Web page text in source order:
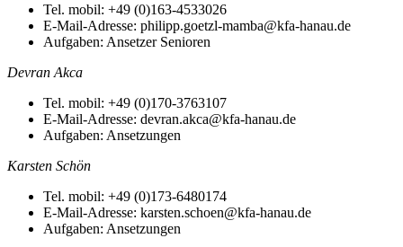
Tel. mobil: +49 (0)163-4533026
E-Mail-Adresse: philipp.goetzl-mamba@kfa-hanau.de
Aufgaben: Ansetzer Senioren
Devran Akca
Tel. mobil: +49 (0)170-3763107
E-Mail-Adresse: devran.akca@kfa-hanau.de
Aufgaben: Ansetzungen
Karsten Schön
Tel. mobil: +49 (0)173-6480174
E-Mail-Adresse: karsten.schoen@kfa-hanau.de
Aufgaben: Ansetzungen